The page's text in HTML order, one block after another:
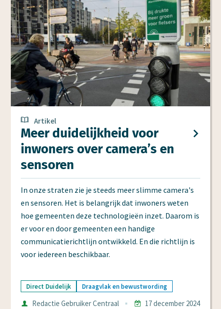
Meer duidelijk­heid voor
inwoners over camera’s en
sensoren
Artikel
In onze straten zie je steeds meer slimme camera's
en sensoren. Het is belangrijk dat inwoners weten
hoe gemeenten deze technologieën inzet. Daarom is
er voor en door gemeenten een handige
communicatierichtlijn ontwikkeld. En die richtlijn is
voor iedereen beschikbaar.
Direct Duidelijk Draagvlak en bewustwording
AuteurRedactie Gebruiker Centraal
17 december 2024